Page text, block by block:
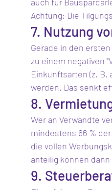
Achtung: Die
7. Nutzung
Gerade in den
zu einem negativen
Einkunftsarten (z. B.
werden. Das senkt
8.
Wer an Verwandte
mindestens 66 %
die vollen
anteilig können
9.